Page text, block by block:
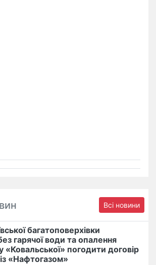
Всі новини
багатоповерхівки
гарячої води та опалення
«Ковальської» погодити договір
«Нафтогазом»